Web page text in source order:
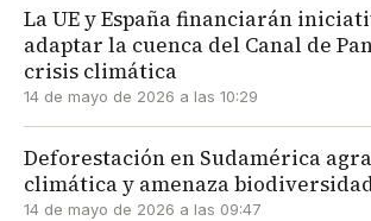
La UE y España financiarán
adaptar la cuenca del Canal de
crisis climática
14 de mayo de 2026 a las 10:29
Deforestación en Sudamérica
climática y amenaza
14 de mayo de 2026 a las 09:47